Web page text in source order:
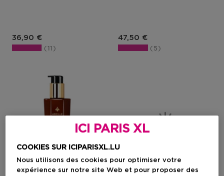
Prix du produit
36,90 €
11
Prix du produit
47,50 €
5
ICI PARIS XL
COOKIES SUR ICIPARISXL.LU
Nous utilisons des cookies pour optimiser votre
expérience sur notre site Web et pour proposer des